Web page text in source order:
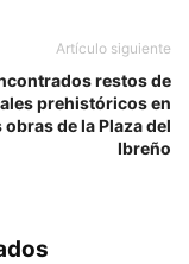
Artículo siguiente
restos de
prehistóricos en
obras de la Plaza del
Ibreño